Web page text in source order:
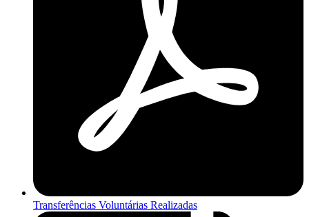
Transferências Voluntárias Realizadas